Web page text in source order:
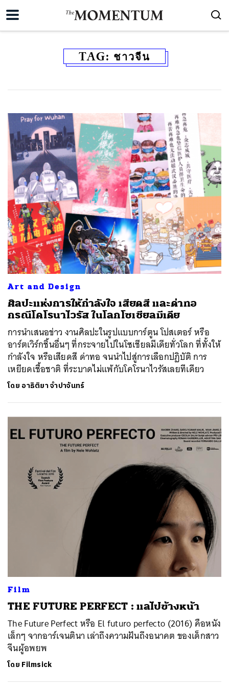
TAG: ชาวจีน
Art and Design
ศิลปะแห่งการให้กำลังใจ เสียดสี และด่าทอ
กรณีโคโรนาไวรัส ในโลกโซเชียลมีเดีย
การนำเสนอข่าว งานศิลปะในรูปแบบการ์ตูน โปสเตอร์ หรือ
อาร์ตเวิร์กชิ้นอื่นๆ ที่กระจายไปในโซเชียลมีเดียทั่วโลก ที่ทั้งให้
กำลังใจ หรือเสียดสี ด่าทอ จนนำไปสู่การเลือกปฏิบัติ การ
เหยียดเชื้อชาติ ที่ระบาดไม่แพ้กับโคโรนาไวรัสเลยทีเดียว
โดย อาธิติยา จำปาจันทร์
Film
THE FUTURE PERFECT : แลไปข้างหน้า
The Future Perfect หรือ El futuro perfecto (2016) คือหนัง
เล็กๆ จากอาร์เจนตินา เล่าถึงความฝันถึงอนาคต ของเด็กสาว
จีนผู้อพยพ
โดย Filmsick